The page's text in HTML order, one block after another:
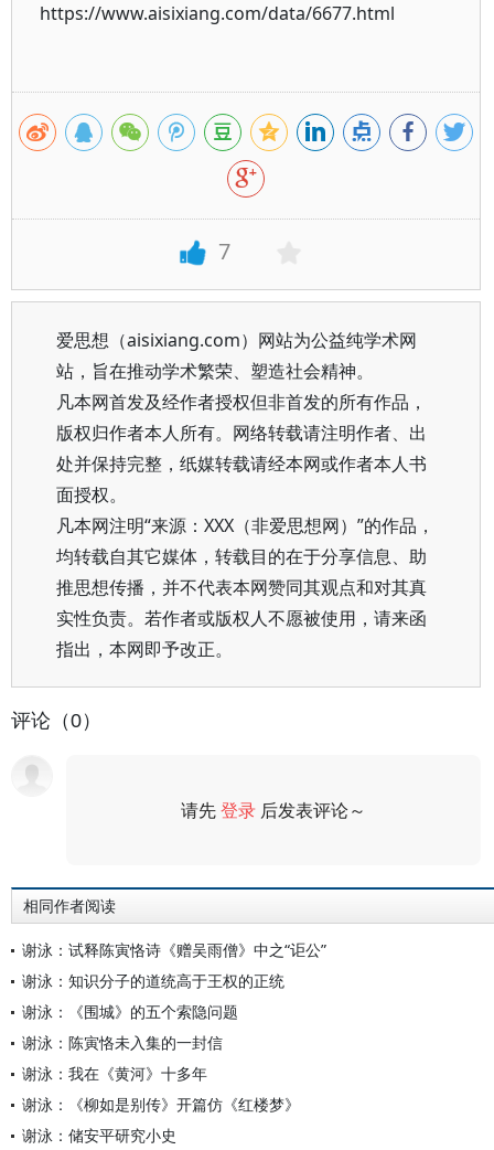
https://www.aisixiang.com/data/6677.html
7
爱思想（aisixiang.com）网站为公益纯学术网
站，旨在推动学术繁荣、塑造社会精神。
凡本网首发及经作者授权但非首发的所有作品，
版权归作者本人所有。网络转载请注明作者、出
处并保持完整，纸媒转载请经本网或作者本人书
面授权。
凡本网注明“来源：XXX（非爱思想网）”的作品，
均转载自其它媒体，转载目的在于分享信息、助
推思想传播，并不代表本网赞同其观点和对其真
实性负责。若作者或版权人不愿被使用，请来函
指出，本网即予改正。
评论（0）
请先登录 后发表评论～
相同作者阅读
谢泳：试释陈寅恪诗《赠吴雨僧》中之“讵公”
谢泳：知识分子的道统高于王权的正统
谢泳：《围城》的五个索隐问题
谢泳：陈寅恪未入集的一封信
谢泳：我在《黄河》十多年
谢泳：《柳如是别传》开篇仿《红楼梦》
谢泳：储安平研究小史